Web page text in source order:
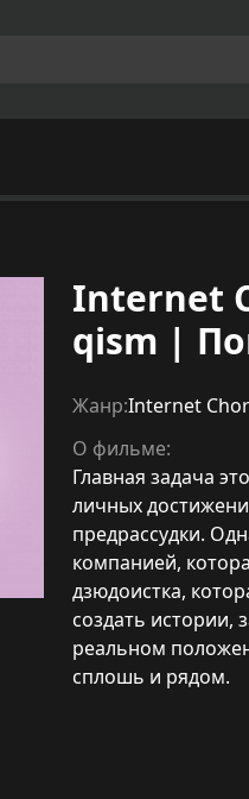
Internet
qism |
Жанр:Internet
О фильме:
Главная задача
личных
предрассудки.
компанией,
дзюдоистка,
создать истории,
реальном
сплошь и рядом.